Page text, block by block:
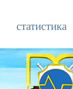
статистика